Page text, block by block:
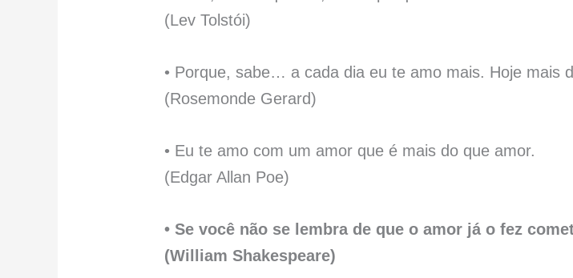
(Lev Tolstói)
• Porque, sabe… a cada dia eu te amo mais. Hoje mais
(Rosemonde Gerard)
• Eu te amo com um amor que é mais do que amor.
(Edgar Allan Poe)
• Se você não se lembra de que o amor já o fez
(William Shakespeare)